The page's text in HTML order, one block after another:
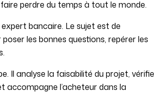
perdre du temps à tout le monde.
bancaire. Le sujet est de
les bonnes questions, repérer les
Il analyse la faisabilité du projet, vérifie
accompagne l’acheteur dans la